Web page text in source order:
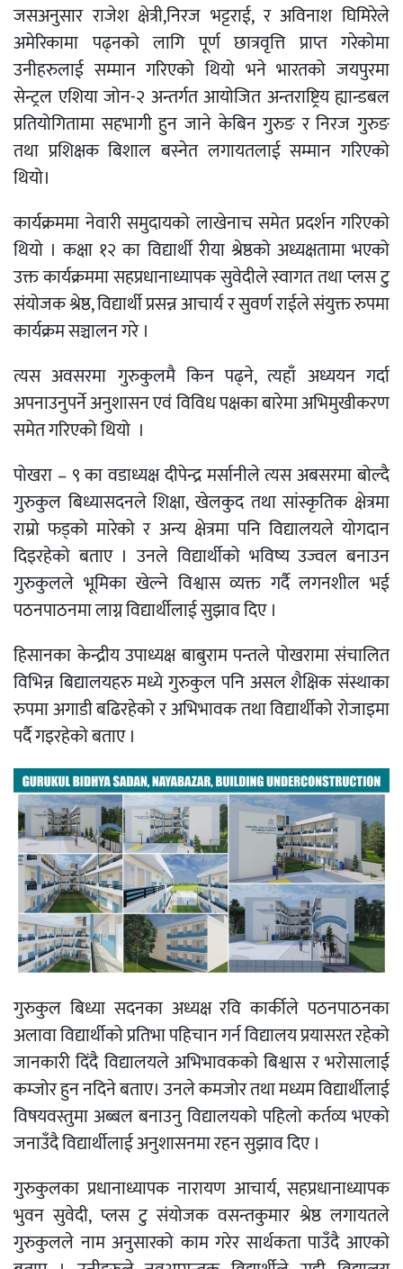
जसअनुसार राजेश क्षेत्री,निरज भट्टराई, र अविनाश घिमिरेले
अमेरिकामा पढ्नको लागि पूर्ण छात्रवृत्ति प्राप्त गरेकोमा
उनीहरुलाई सम्मान गरिएको थियो भने भारतको जयपुरमा
सेन्ट्रल एशिया जोन-२ अन्तर्गत आयोजित अन्तराष्ट्रिय ह्यान्डबल
प्रतियोगितामा सहभागी हुन जाने केबिन गुरुङ र निरज गुरुङ
तथा प्रशिक्षक बिशाल बस्नेत लगायतलाई सम्मान गरिएको
थियो।
कार्यक्रममा नेवारी समुदायको लाखेनाच समेत प्रदर्शन गरिएको
थियो । कक्षा १२ का विद्यार्थी रीया श्रेष्ठको अध्यक्षतामा भएको
उक्त कार्यक्रममा सहप्रधानाध्यापक सुवेदीले स्वागत तथा प्लस टु
संयोजक श्रेष्ठ, विद्यार्थी प्रसन्न आचार्य र सुवर्ण राईले संयुक्त रुपमा
कार्यक्रम सञ्चालन गरे ।
त्यस अवसरमा गुरुकुलमै किन पढ्ने, त्यहाँ अध्ययन गर्दा
अपनाउनुपर्ने अनुशासन एवं विविध पक्षका बारेमा अभिमुखीकरण
समेत गरिएको थियो ।
पोखरा – ९ का वडाध्यक्ष दीपेन्द्र मर्सानीले त्यस अबसरमा बोल्दै
गुरुकुल बिध्यासदनले शिक्षा, खेलकुद तथा सांस्कृतिक क्षेत्रमा
राम्रो फड्को मारेको र अन्य क्षेत्रमा पनि विद्यालयले योगदान
दिइरहेको बताए । उनले विद्यार्थीको भविष्य उज्वल बनाउन
गुरुकुलले भूमिका खेल्ने विश्वास व्यक्त गर्दै लगनशील भई
पठनपाठनमा लाग्न विद्यार्थीलाई सुझाव दिए ।
हिसानका केन्द्रीय उपाध्यक्ष बाबुराम पन्तले पोखरामा संचालित
विभिन्न बिद्यालयहरु मध्ये गुरुकुल पनि असल शैक्षिक संस्थाका
रुपमा अगाडी बढिरहेको र अभिभावक तथा विद्यार्थीको रोजाइमा
पर्दै गइरहेको बताए ।
गुरुकुल बिध्या सदनका अध्यक्ष रवि कार्कीले पठनपाठनका
अलावा विद्यार्थीको प्रतिभा पहिचान गर्न विद्यालय प्रयासरत रहेको
जानकारी दिंदै विद्यालयले अभिभावकको बिश्वास र भरोसालाई
कम्जोर हुन नदिने बताए। उनले कमजोर तथा मध्यम विद्यार्थीलाई
विषयवस्तुमा अब्बल बनाउनु विद्यालयको पहिलो कर्तव्य भएको
जनाउँदै विद्यार्थीलाई अनुशासनमा रहन सुझाव दिए ।
गुरुकुलका प्रधानाध्यापक नारायण आचार्य, सहप्रधानाध्यापक
भुवन सुवेदी, प्लस टु संयोजक वसन्तकुमार श्रेष्ठ लगायतले
गुरुकुलले नाम अनुसारको काम गरेर सार्थकता पाउँदै आएको